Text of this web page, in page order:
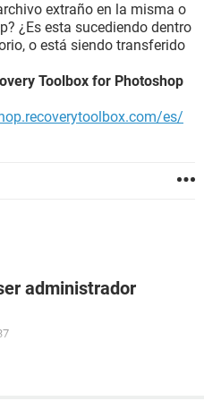
extraño en la misma o
¿Es esta sucediendo dentro
o está siendo transferido
Toolbox for Photoshop
es/
administrador